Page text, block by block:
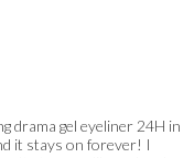
drama gel eyeliner 24H in
it stays on forever! I